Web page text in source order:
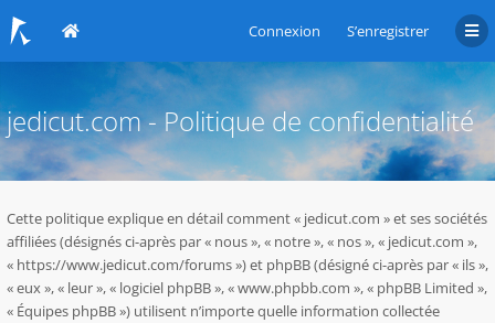
Connexion S’enregistrer
jedicut.com - Politique de confidentialité
Cette politique explique en détail comment « jedicut.com » et ses sociétés
affiliées (désignés ci-après par « nous », « notre », « nos », « jedicut.com »,
« https://www.jedicut.com/forums ») et phpBB (désigné ci-après par « ils »,
« eux », « leur », « logiciel phpBB », « www.phpbb.com », « phpBB Limited »,
« Équipes phpBB ») utilisent n’importe quelle information collectée